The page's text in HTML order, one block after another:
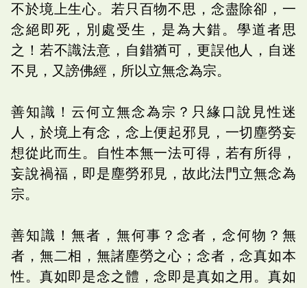
不於境上生心。若只百物不思，念盡除卻，一
念絕即死，別處受生，是為大錯。學道者思
之！若不識法意，自錯猶可，更誤他人，自迷
不見，又謗佛經，所以立無念為宗。
善知識！云何立無念為宗？只緣口說見性迷
人，於境上有念，念上便起邪見，一切塵勞妄
想從此而生。自性本無一法可得，若有所得，
妄說禍福，即是塵勞邪見，故此法門立無念為
宗。
善知識！無者，無何事？念者，念何物？無
者，無二相，無諸塵勞之心；念者，念真如本
性。真如即是念之體，念即是真如之用。真如